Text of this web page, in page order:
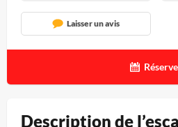
Description de
Laisser un avis